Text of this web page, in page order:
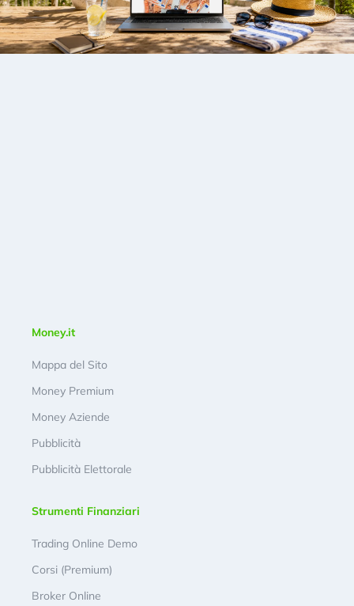
Money.it
Mappa del Sito
Money Premium
Money Aziende
Pubblicità
Pubblicità Elettorale
Strumenti Finanziari
Trading Online Demo
Corsi (Premium)
Broker Online